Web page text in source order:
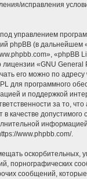
исправления
управлением
phpBB (в дальнейшем
«phpBB
лицензии «GNU General
его можно по адресу
для программного
и поддержкой
за то,
качестве допустимого
www.phpbb.com/.
оскорбительных,
порнографических
сообщений,